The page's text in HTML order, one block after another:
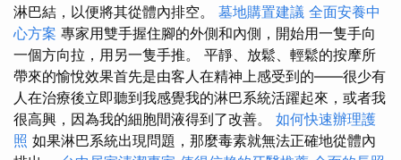
淋巴結，以便將其從體內排空。 墓地購置建議 全面安養中
心方案 專家用雙手握住腳的外側和內側，開始用一隻手向
一個方向拉，用另一隻手推。 平靜、放鬆、輕鬆的按摩所
帶來的愉悅效果首先是由客人在精神上感受到的——很少有
人在治療後立即聽到我感覺我的淋巴系統活躍起來，或者我
很高興，因為我的細胞間液得到了改善。 如何快速辦理護
照 如果淋巴系統出現問題，那麼毒素就無法正確地從體內